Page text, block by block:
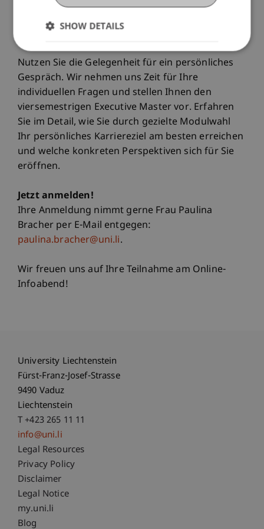
möchten.
Persönliche und individuelle Beratung
Nutzen Sie die Gelegenheit für ein persönliches
Gespräch. Wir nehmen uns Zeit für Ihre
individuellen Fragen und stellen Ihnen den
viersemestrigen Executive Master vor. Erfahren
Sie im Detail, wie Sie durch gezielte Modulwahl
Ihr persönliches Karriereziel am besten erreichen
und welche konkreten Perspektiven sich für Sie
eröffnen.
Jetzt anmelden!
Ihre Anmeldung nimmt gerne Frau Paulina
Bracher per E-Mail entgegen:
paulina.bracher@uni.li.
Wir freuen uns auf Ihre Teilnahme am Online-
Infoabend!
University Liechtenstein
Fürst-Franz-Josef-Strasse
9490 Vaduz
Liechtenstein
T +423 265 11 11
info@uni.li
Fußzeile Rechtliche Hinweise
Legal Resources
Privacy Policy
Disclaimer
Legal Notice
Fußzeile Subdomain-Verzeichnis
my.uni.li
Blog
SHOW DETAILS